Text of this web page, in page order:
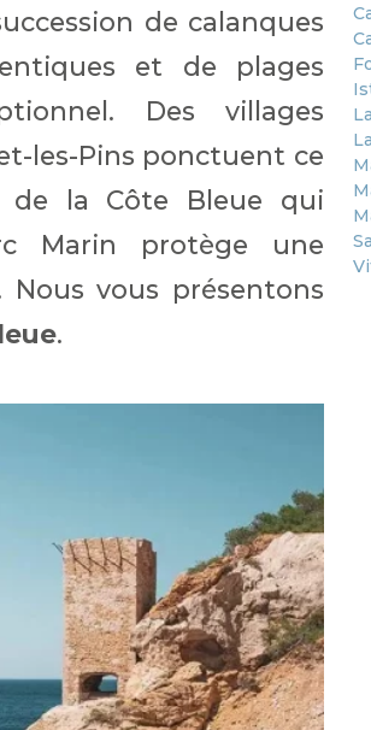
de calanques
et de plages
Des villages
les-Pins ponctuent ce
de la Côte Bleue qui
Marin protège une
vous présentons
.